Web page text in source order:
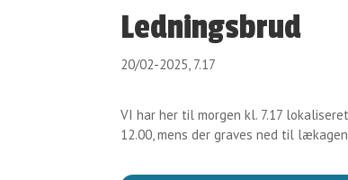
Ledningsbrud
20/02-2025, 7.17
VI har her til morgen kl. 7.17
12.00, mens der graves ned til